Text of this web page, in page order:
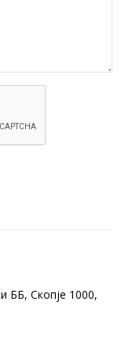
ББ, Скопје 1000,